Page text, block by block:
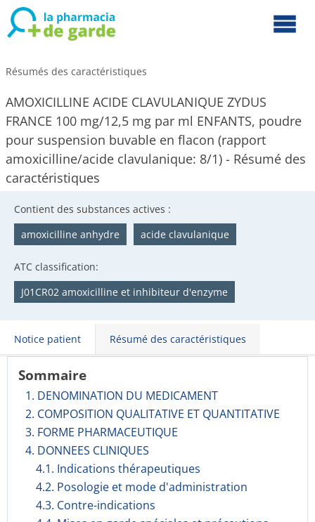
Résumés des caractéristiques
AMOXICILLINE ACIDE CLAVULANIQUE ZYDUS
FRANCE 100 mg/12,5 mg par ml ENFANTS, poudre
pour suspension buvable en flacon (rapport
amoxicilline/acide clavulanique: 8/1) - Résumé des
caractéristiques
Contient des substances actives :
amoxicilline anhydre
acide clavulanique
ATC classification:
J01CR02 amoxicilline et inhibiteur d'enzyme
Notice patient Résumé des caractéristiques
Sommaire
1. DENOMINATION DU MEDICAMENT
2. COMPOSITION QUALITATIVE ET QUANTITATIVE
3. FORME PHARMACEUTIQUE
4. DONNEES CLINIQUES
4.1. Indications thérapeutiques
4.2. Posologie et mode d'administration
4.3. Contre-indications